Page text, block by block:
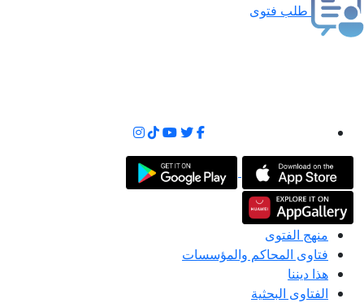
طلب فتوى
منهج الفتوى
فتاوى المحاكم والمؤسسات
هذا ديننا
الفتاوى البحثية